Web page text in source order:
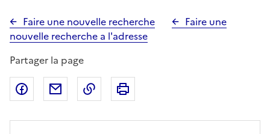
Faire une nouvelle recherche
Faire une
nouvelle recherche a l'adresse
Partager la page
Partager sur Facebook
Partager par emailCopier dans le presse-papier